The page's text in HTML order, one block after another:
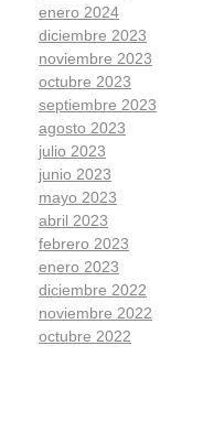
enero 2024
diciembre 2023
noviembre 2023
octubre 2023
septiembre 2023
agosto 2023
julio 2023
junio 2023
mayo 2023
abril 2023
febrero 2023
enero 2023
diciembre 2022
noviembre 2022
octubre 2022